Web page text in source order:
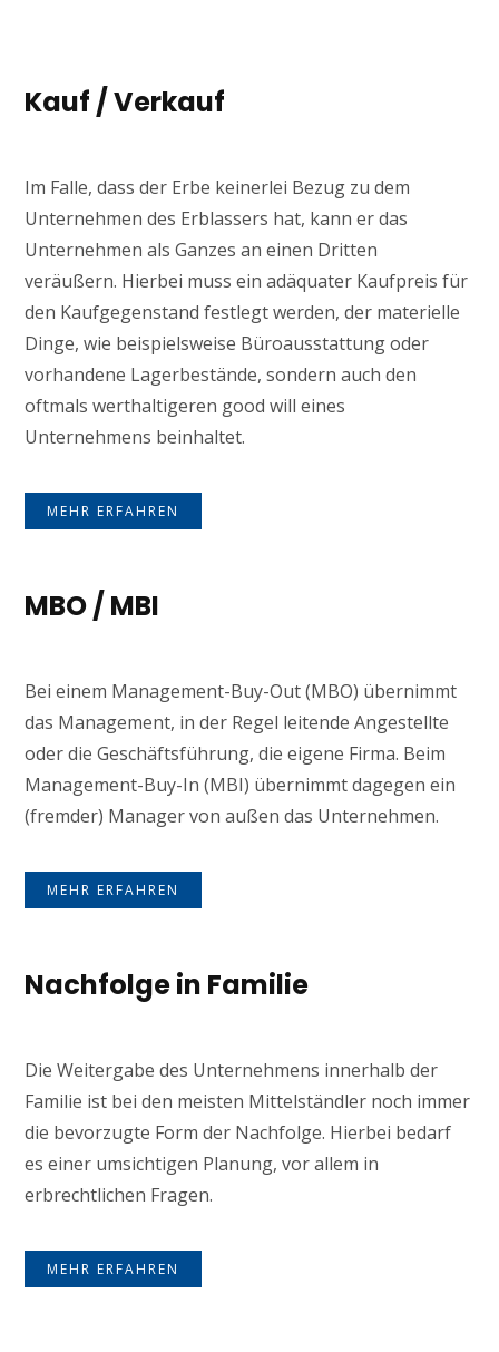
Kauf / Verkauf
Im Falle, dass der Erbe keinerlei Bezug zu dem
Unternehmen des Erblassers hat, kann er das
Unternehmen als Ganzes an einen Dritten
veräußern. Hierbei muss ein adäquater Kaufpreis für
den Kaufgegenstand festlegt werden, der materielle
Dinge, wie beispielsweise Büroausstattung oder
vorhandene Lagerbestände, sondern auch den
oftmals werthaltigeren good will eines
Unternehmens beinhaltet.
MEHR ERFAHREN
MBO / MBI
Bei einem Management-Buy-Out (MBO) übernimmt
das Management, in der Regel leitende Angestellte
oder die Geschäftsführung, die eigene Firma. Beim
Management-Buy-In (MBI) übernimmt dagegen ein
(fremder) Manager von außen das Unternehmen.
MEHR ERFAHREN
Nachfolge in Familie
Die Weitergabe des Unternehmens innerhalb der
Familie ist bei den meisten Mittelständler noch immer
die bevorzugte Form der Nachfolge. Hierbei bedarf
es einer umsichtigen Planung, vor allem in
erbrechtlichen Fragen.
MEHR ERFAHREN